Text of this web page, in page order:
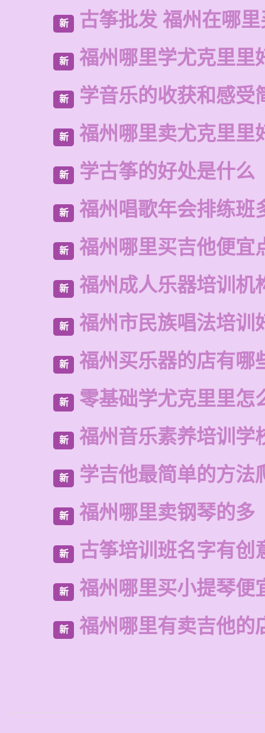
新 古筝批发 福州在哪
新 福州哪里学尤克里里
新 学音乐的收获和感受
新 福州哪里卖尤克里里
新 学古筝的好处是什么
新 福州唱歌年会排练班
新 福州哪里买吉他便宜
新 福州成人乐器培训机
新 福州市民族唱法培训
新 福州买乐器的店有哪
新 零基础学尤克里里怎
新 福州音乐素养培训学
新 学吉他最简单的方法
新 福州哪里卖钢琴的多
新 古筝培训班名字有创
新 福州哪里买小提琴便
新 福州哪里有卖吉他的